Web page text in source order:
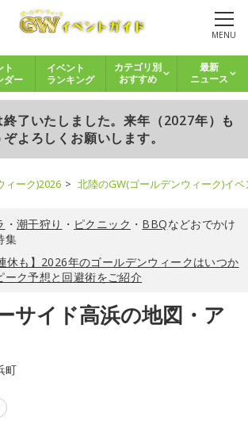
MENU
ト
ダー
イベント
ランキング
カテゴリ別
おすすめ
最新
ニュース
了いたしました。来年（2027年）も
ぞよろしくお願いします。
ィーク)2026 北陸のGW(ゴールデンウィーク)イ
・ 潮干狩り ・ ピクニック ・ BBQなどおでかけ
集
休も】2026年のゴールデンウィークはいつか
ーク予想と回避術をご紹介
サイド高浜の地図・ア
町